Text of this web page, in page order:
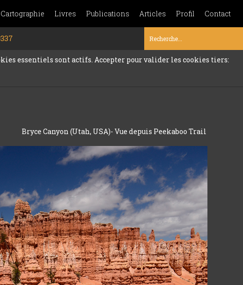
Cartographie Livres Publications Articles Profil Contact
essentiels sont actifs. Accepter pour valider les cookies tiers:
Bryce Canyon (Utah, USA)- Vue depuis Peekaboo Trail